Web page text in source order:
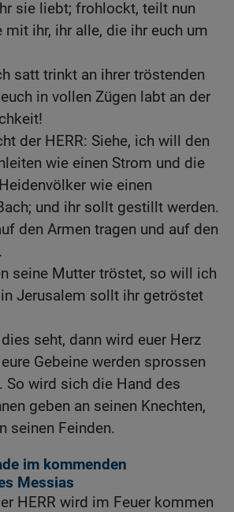
sie liebt; frohlockt, teilt nun
mit ihr, ihr alle, die ihr euch um
satt trinkt an ihrer tröstenden
in vollen Zügen labt an der
der HERR: Siehe, ich will den
wie einen Strom und die
wie einen
und ihr sollt gestillt werden.
den Armen tragen und auf den
seine Mutter tröstet, so will ich
Jerusalem sollt ihr getröstet
seht, dann wird euer Herz
Gebeine werden sprossen
So wird sich die Hand des
geben an seinen Knechten,
seinen Feinden.
im kommenden
Messias
HERR wird im Feuer kommen